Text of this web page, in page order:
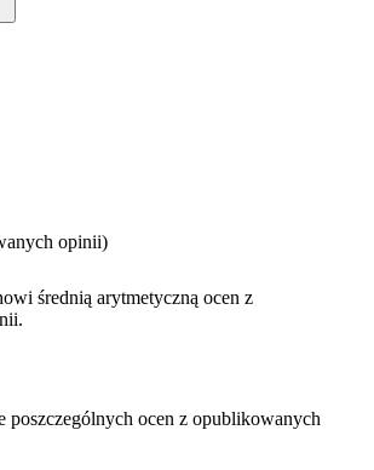
opinii)
średnią arytmetyczną ocen z
poszczególnych ocen z opublikowanych